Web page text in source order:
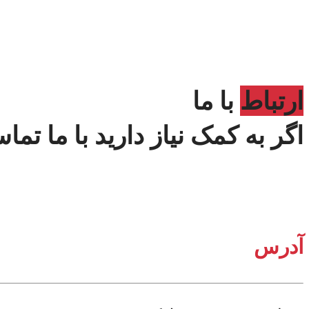
ارتباط با ما
اگر به کمک نیاز دارید با ما
آدرس